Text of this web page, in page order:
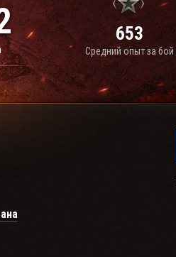
653
Средний опыт за бой